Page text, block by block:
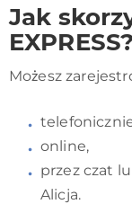
Jak
EXPRESS?
Możesz
online,
przez czat
Alicja.